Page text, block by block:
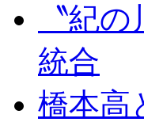
〝紀
統合
橋本高